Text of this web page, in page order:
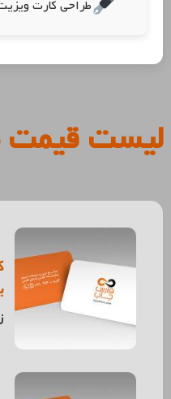
طراحی کارت
لیست قیمت